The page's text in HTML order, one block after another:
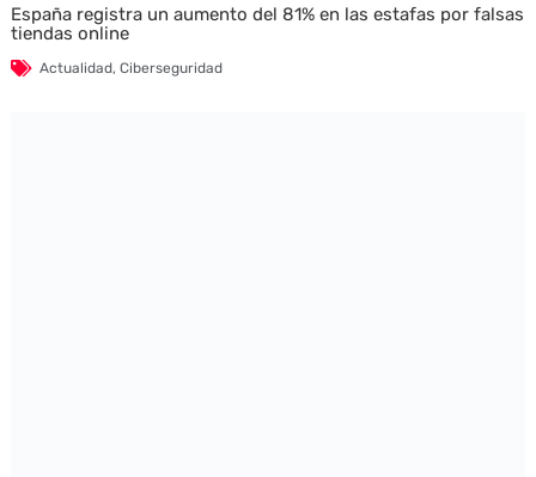
España registra un aumento del 81% en las estafas por falsas
tiendas online
Actualidad, Ciberseguridad